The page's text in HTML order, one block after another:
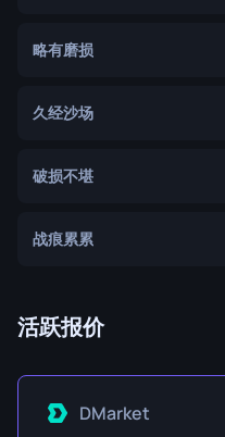
略有磨损
久经沙场
破损不堪
战痕累累
活跃报价
DMarket